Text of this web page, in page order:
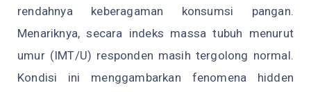
rendahnya keberagaman konsumsi pangan.
Menariknya, secara indeks massa tubuh menurut
umur (IMT/U) responden masih tergolong normal.
Kondisi ini menggambarkan fenomena hidden